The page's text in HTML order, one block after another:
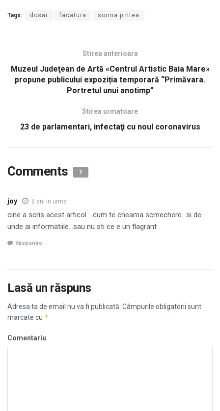
Tags: dosar facatura sorina pintea
Stirea anterioara
Muzeul Judeţean de Artă «Centrul Artistic Baia Mare»
propune publicului expoziția temporară “Primăvara.
Portretul unui anotimp”
Stirea urmatoare
23 de parlamentari, infectaţi cu noul coronavirus
Comments 1
joy 6 ani in urma
cine a scris acest articol …cum te cheama scmechere…si de
unde ai informatiile…sau nu sti ce e un flagrant
Răspunde
Lasă un răspuns
Adresa ta de email nu va fi publicată. Câmpurile obligatorii sunt
marcate cu *
Comentariu